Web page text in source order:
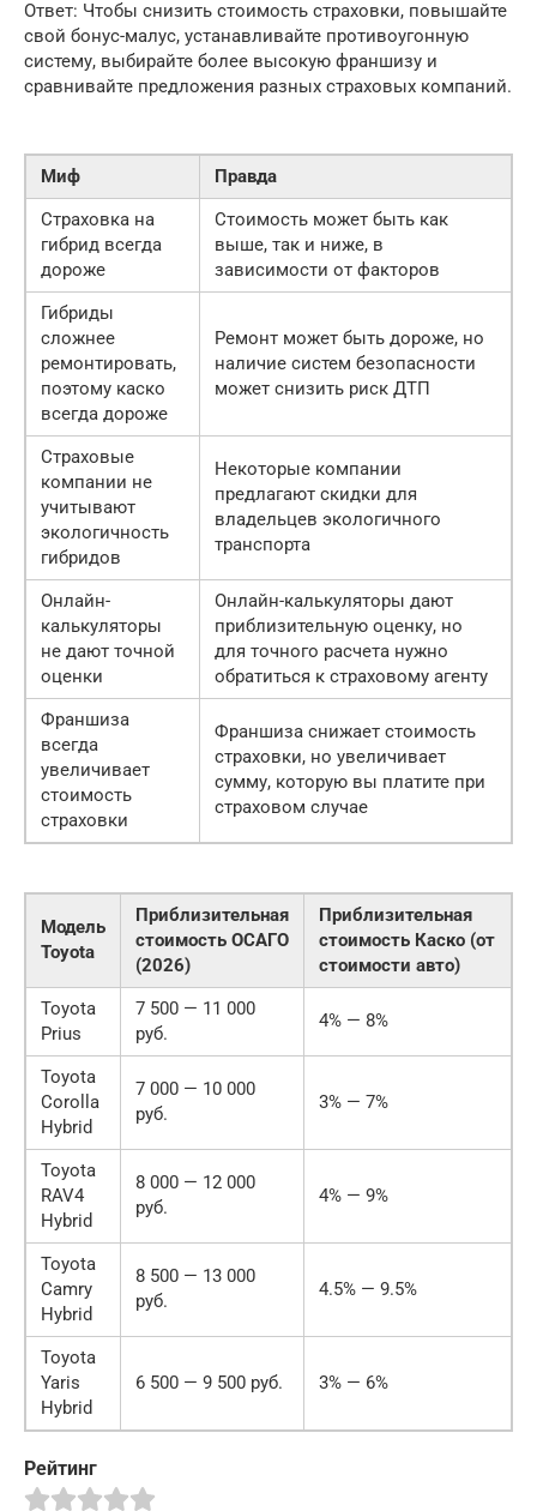
Ответ: Чтобы снизить стоимость страховки, повышайте
свой бонус-малус, устанавливайте противоугонную
систему, выбирайте более высокую франшизу и
сравнивайте предложения разных страховых компаний.
Миф
Правда
Страховка на
гибрид всегда
дороже
Стоимость может быть как
выше, так и ниже, в
зависимости от факторов
Гибриды
сложнее
ремонтировать,
поэтому каско
всегда дороже
Ремонт может быть дороже, но
наличие систем безопасности
может снизить риск ДТП
Страховые
компании не
учитывают
экологичность
гибридов
Некоторые компании
предлагают скидки для
владельцев экологичного
транспорта
Онлайн-
калькуляторы
не дают точной
оценки
Онлайн-калькуляторы дают
приблизительную оценку, но
для точного расчета нужно
обратиться к страховому агенту
Франшиза
всегда
увеличивает
стоимость
страховки
Франшиза снижает стоимость
страховки, но увеличивает
сумму, которую вы платите при
страховом случае
Модель
Toyota
Приблизительная
стоимость ОСАГО
(2026)
Приблизительная
стоимость Каско (от
стоимости авто)
Toyota
Prius
7 500 — 11 000
руб.
4% — 8%
Toyota
Corolla
Hybrid
7 000 — 10 000
руб.
3% — 7%
Toyota
RAV4
Hybrid
8 000 — 12 000
руб.
4% — 9%
Toyota
Camry
Hybrid
8 500 — 13 000
руб.
4.5% — 9.5%
Toyota
Yaris
Hybrid
6 500 — 9 500 руб. 3% — 6%
Рейтинг